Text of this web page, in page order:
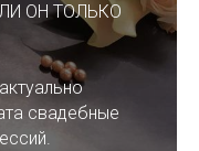
ОН ТОЛЬКО
свадебные